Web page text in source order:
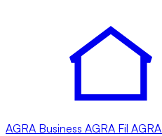
AGRA Business AGRA Fil AGRA